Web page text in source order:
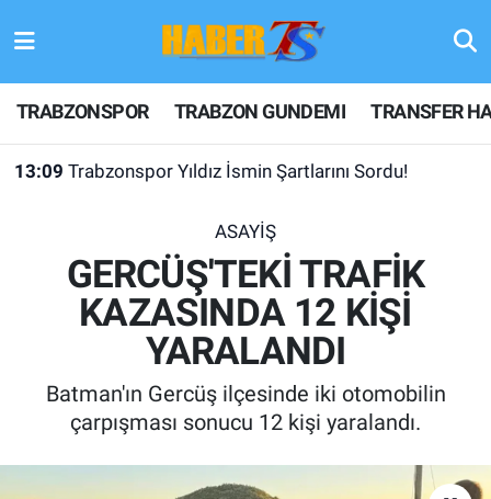
TRABZONSPOR TRABZON GUNDEMI TRANSFER
13:09 Trabzonspor Yıldız İsmin Şartlarını Sordu!
ASAYİŞ
GERCÜŞ'TEKİ TRAFİK
KAZASINDA 12 KİŞİ
YARALANDI
Batman'ın Gercüş ilçesinde iki otomobilin
çarpışması sonucu 12 kişi yaralandı.
TRABZONSPOR
TRABZON GUNDEMI
TRANSFER HABERLERI
KULİS MEYDANI
1461 TRABZON
FUTBOL
Hava Durumu
Trafik Durumu
Tüm Manşetler
Son Dakika Haberleri
Haber Arşivi